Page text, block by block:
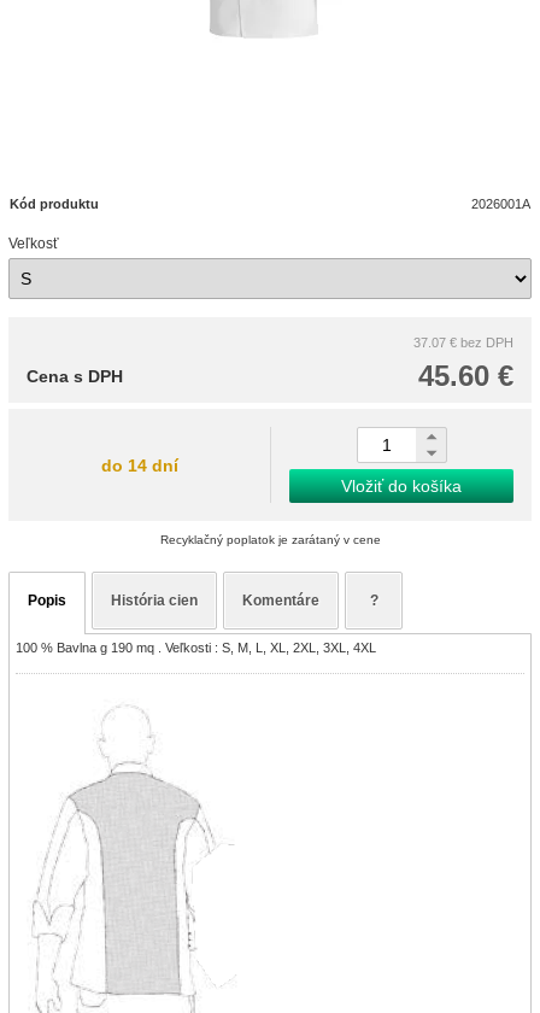
Kód produktu 2026001A
Veľkosť
37.07 € bez DPH
45.60 €
Cena s DPH
do 14 dní
Vložiť do košíka
Recyklačný poplatok je zarátaný v cene
Popis História cien Komentáre ?
100 % Bavlna g 190 mq . Veľkosti : S, M, L, XL, 2XL, 3XL, 4XL